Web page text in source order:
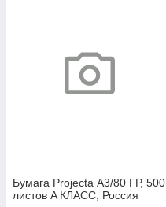
Бумага Projecta А3/80 ГР, 500
листов A КЛАСС, Россия